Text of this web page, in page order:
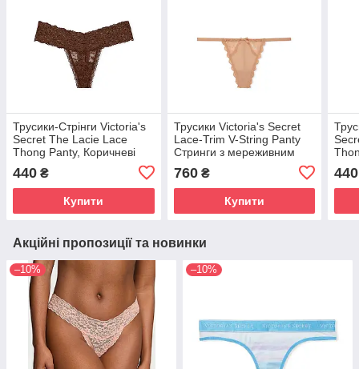
Трусики-Стрінги Victoria's
Secret The Lacie Lace
Thong Panty, Коричневі
440 ₴
Купити
Трусики Victoria's Secret
Lace-Trim V-String Panty
Стринги з мереживним
760₴
Купити
440
Акційні пропозиції та новинки
–10% –10%